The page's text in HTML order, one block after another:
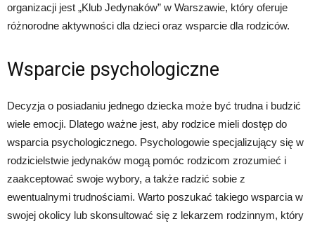
organizacji jest „Klub Jedynaków” w Warszawie, który oferuje
różnorodne aktywności dla dzieci oraz wsparcie dla rodziców.
Wsparcie psychologiczne
Decyzja o posiadaniu jednego dziecka może być trudna i budzić
wiele emocji. Dlatego ważne jest, aby rodzice mieli dostęp do
wsparcia psychologicznego. Psychologowie specjalizujący się w
rodzicielstwie jedynaków mogą pomóc rodzicom zrozumieć i
zaakceptować swoje wybory, a także radzić sobie z
ewentualnymi trudnościami. Warto poszukać takiego wsparcia w
swojej okolicy lub skonsultować się z lekarzem rodzinnym, który